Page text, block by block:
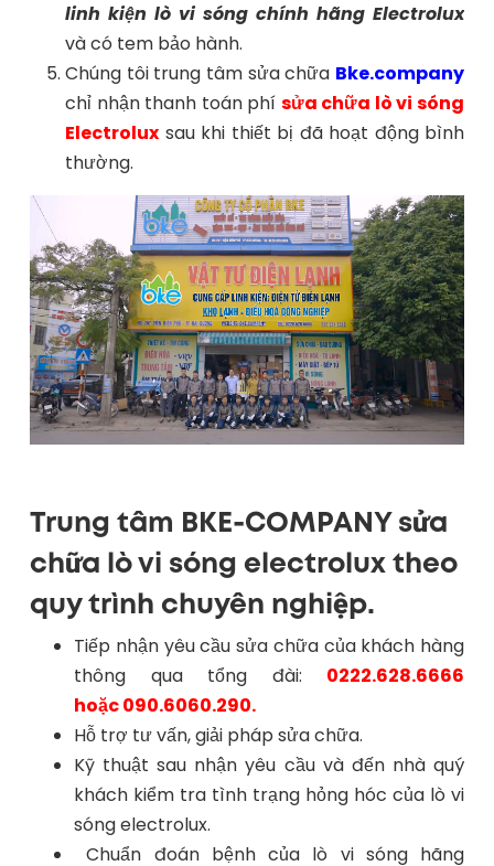
linh kiện lò vi sóng chính hãng Electrolux
và có tem bảo hành.
Chúng tôi trung tâm sửa chữa Bke.company
chỉ nhận thanh toán phí sửa chữa lò vi sóng
Electrolux sau khi thiết bị đã hoạt động bình
thường.
Trung tâm BKE-COMPANY sửa
chữa lò vi sóng electrolux theo
quy trình chuyên nghiệp.
Tiếp nhận yêu cầu sửa chữa của khách hàng
thông qua tổng đài: 0222.628.6666
hoặc090.6060.290.
Hỗ trợ tư vấn, giải pháp sửa chữa.
Kỹ thuật sau nhận yêu cầu và đến nhà quý
khách kiểm tra tình trạng hỏng hóc của lò vi
sóng electrolux.
Chuẩn đoán bệnh của lò vi sóng hãng